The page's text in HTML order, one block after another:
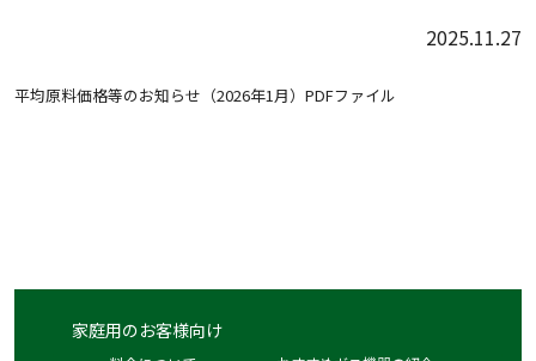
2025.11.27
平均原料価格等のお知らせ（2026年1月）PDFファイル
家庭用のお客様向け